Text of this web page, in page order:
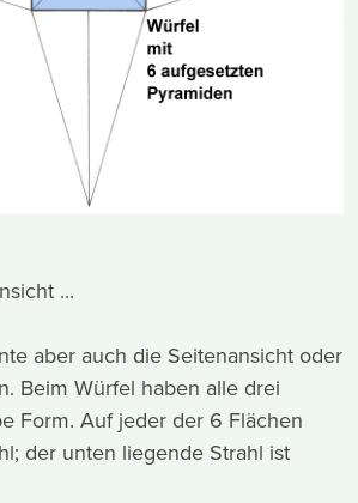
...
aber auch die Seitenansicht oder
Beim Würfel haben alle drei
Form. Auf jeder der 6 Flächen
der unten liegende Strahl ist